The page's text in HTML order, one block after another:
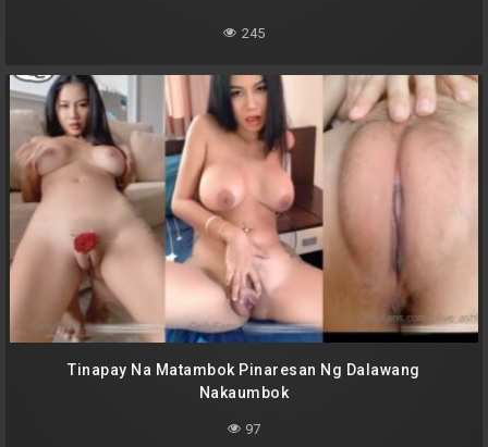
245
Tinapay Na Matambok Pinaresan Ng Dalawang
Nakaumbok
97